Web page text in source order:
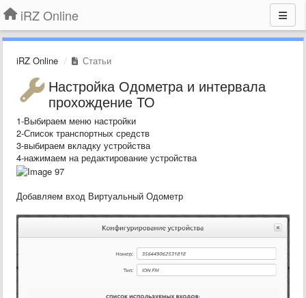
iRZ Online
iRZ Online Статьи
Настройка Одометра и интервала
прохождение ТО
1-Выбираем меню настройки
2-Список транспортных средств
3-выбираем вкладку устройства
4-нажимаем на редактирование устройства
Добавляем вход Виртуальный Одометр